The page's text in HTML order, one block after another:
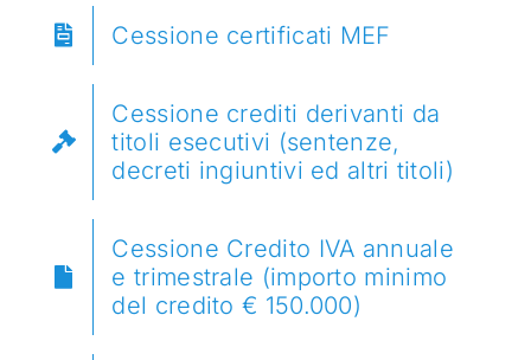
Cessione certificati MEF
Cessione crediti derivanti da
titoli esecutivi (sentenze,
decreti ingiuntivi ed altri titoli)
Cessione Credito IVA annuale
e trimestrale (importo minimo
del credito € 150.000)